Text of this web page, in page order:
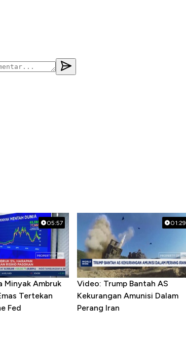
05:57
Minyak Ambruk
Tertekan
Fed
01:29
Video: Trump Bantah AS
Kekurangan Amunisi Dalam
Perang Iran